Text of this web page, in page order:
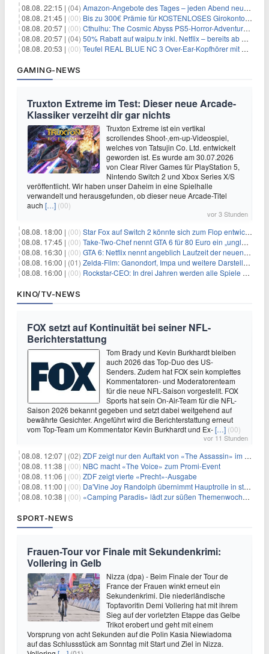
08.08. 22:15 | (04) Amazon-Angebote des Tages – jeden Abend neue Deals zum Stöbern
08.08. 21:45 | (00) Bis zu 300€ Prämie für KOSTENLOSES Girokonto bei der Santander – 50€ schon nach 1 Woche!
08.08. 20:57 | (00) Cthulhu: The Cosmic Abyss PS5-Horror-Adventure für 27,99€
08.08. 20:57 | (04) 50% Rabatt auf waipu.tv inkl. Netflix – bereits ab 9€/Monat (statt 17,99€)
08.08. 20:53 | (00) Teufel REAL BLUE NC 3 Over-Ear-Kopfhörer mit ANC für 149,99€
GAMING-NEWS
Truxton Extreme im Test: Dieser neue Arcade-
Klassiker verzeiht dir gar nichts
Truxton Extreme ist ein vertikal
scrollendes Shoot-‚em-up-Videospiel,
welches von Tatsujin Co. Ltd. entwickelt
geworden ist. Es wurde am 30.07.2026
von Clear River Games für PlayStation 5,
Nintendo Switch 2 und Xbox Series X/S
veröffentlicht. Wir haben unser Daheim in eine Spielhalle
verwandelt und herausgefunden, ob dieser neue Arcade-Titel
auch […] (00)
vor 3 Stunden
08.08. 18:00 | (00) Star Fox auf Switch 2 könnte sich zum Flop entwickeln
08.08. 17:45 | (00) Take-Two-Chef nennt GTA 6 für 80 Euro ein „unglaubliches Schnäppchen“
08.08. 16:30 | (00) GTA 6: Netflix nennt angeblich Laufzeit der neuen Gameplay-Präsentation
08.08. 16:00 | (01) Zelda-Film: Ganondorf, Impa und weitere Darsteller sollen feststehen
08.08. 16:00 | (00) Rockstar-CEO: In drei Jahren werden alle Spiele gestreamt
KINO/TV-NEWS
FOX setzt auf Kontinuität bei seiner NFL-
Berichterstattung
Tom Brady und Kevin Burkhardt bleiben
auch 2026 das Top-Duo des US-
Senders. Zudem hat FOX sein komplettes
Kommentatoren- und Moderatorenteam
für die neue NFL-Saison vorgestellt. FOX
Sports hat sein On-Air-Team für die NFL-
Saison 2026 bekannt gegeben und setzt dabei weitgehend auf
bewährte Gesichter. Angeführt wird die Berichterstattung erneut
vom Top-Team um Kommentator Kevin Burkhardt und Ex-[…] (00)
vor 11 Stunden
08.08. 12:07 | (02) ZDF zeigt nur den Auftakt von «The Assassin» im Fernsehen
08.08. 11:38 | (00) NBC macht «The Voice» zum Promi-Event
08.08. 11:06 | (00) ZDF zeigt vierte «Precht»-Ausgabe
08.08. 11:00 | (00) Da'Vine Joy Randolph übernimmt Hauptrolle in starbesetzter schwarzer Komödie
08.08. 10:38 | (00) «Camping Paradis» lädt zur süßen Themenwoche ein
SPORT-NEWS
Frauen-Tour vor Finale mit Sekundenkrimi:
Vollering in Gelb
Nizza (dpa) - Beim Finale der Tour de
France der Frauen winkt erneut ein
Sekundenkrimi. Die niederländische
Topfavoritin Demi Vollering hat mit ihrem
Sieg auf der vorletzten Etappe das Gelbe
Trikot erobert und geht mit einem
Vorsprung von acht Sekunden auf die Polin Kasia Niewiadoma
auf das Schlussstück am Sonntag mit Start und Ziel in Nizza.